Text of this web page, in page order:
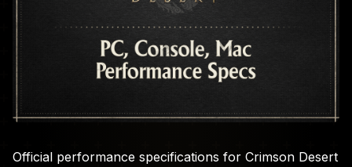
Official performance specifications for Crimson Desert